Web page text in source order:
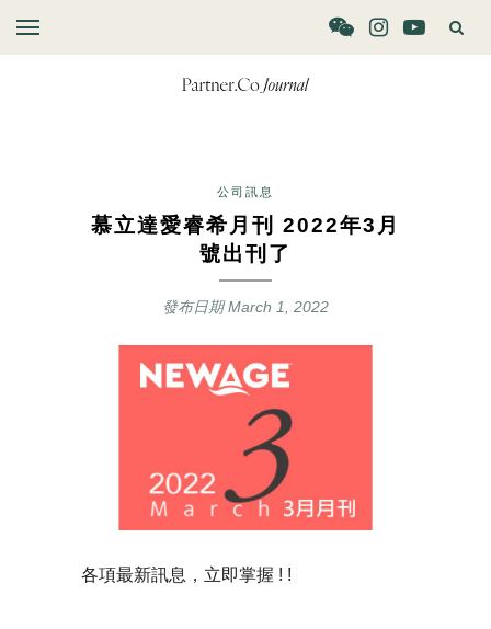
公司訊息
慕立達愛睿希月刊 2022年3月
號出刊了
發布日期March 1, 2022
各項最新訊息，立即掌握 ! !